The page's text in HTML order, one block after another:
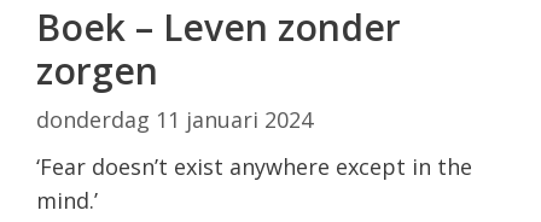
Boek – Leven zonder
zorgen
donderdag 11 januari 2024
‘Fear doesn’t exist anywhere except in the
mind.’